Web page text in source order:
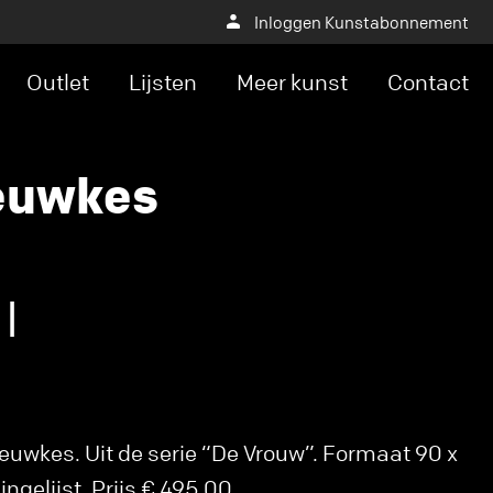
Inloggen Kunstabonnement
Outlet Lijsten Meer kunst Contact
Uit de serie “De Vrouw”. Formaat 90 x